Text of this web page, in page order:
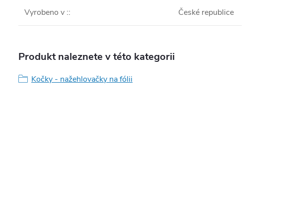
Vyrobeno v :: České republice
Produkt naleznete v této kategorii
Kočky - nažehlovačky na fólii